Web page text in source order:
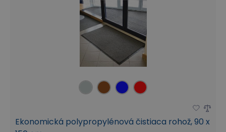
Ekonomická polypropylénová čistiaca rohož, 90 x